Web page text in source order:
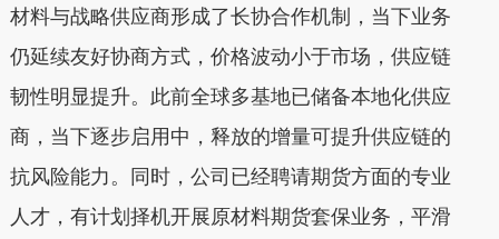
材料与战略供应商形成了长协合作机制，当下业务
仍延续友好协商方式，价格波动小于市场，供应链
韧性明显提升。此前全球多基地已储备本地化供应
商，当下逐步启用中，释放的增量可提升供应链的
抗风险能力。同时，公司已经聘请期货方面的专业
人才，有计划择机开展原材料期货套保业务，平滑